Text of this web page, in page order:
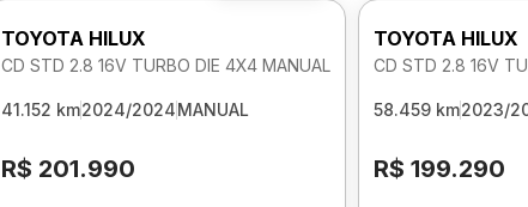
TOYOTA HILUX
CD STD 2.8 16V TURBO DIE 4X4 MANUAL
41.152 km2024/2024MANUAL
R$ 201.990
TOYOTA HILUX
CD STD 2.8 16V
58.459 km2023/
R$ 199.290